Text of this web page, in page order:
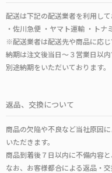
配送は下記の配送業者を利用し
・佐川急便 ・ヤマト運輸 ・トナ
※配送業者は配送先や商品に応じ
納期は注文後当日～３営業日以
別途納期をいただいております。
返品、交換について
商品の欠陥や不良など当社原因
いただきます。
商品到着後７日以内に不備内容
なお、お客様都合による返品・